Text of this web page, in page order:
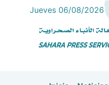
Jueves 06/08/2026